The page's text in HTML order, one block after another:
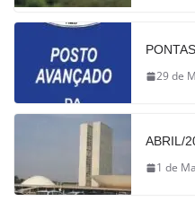
29 de
ABRIL/
1 de